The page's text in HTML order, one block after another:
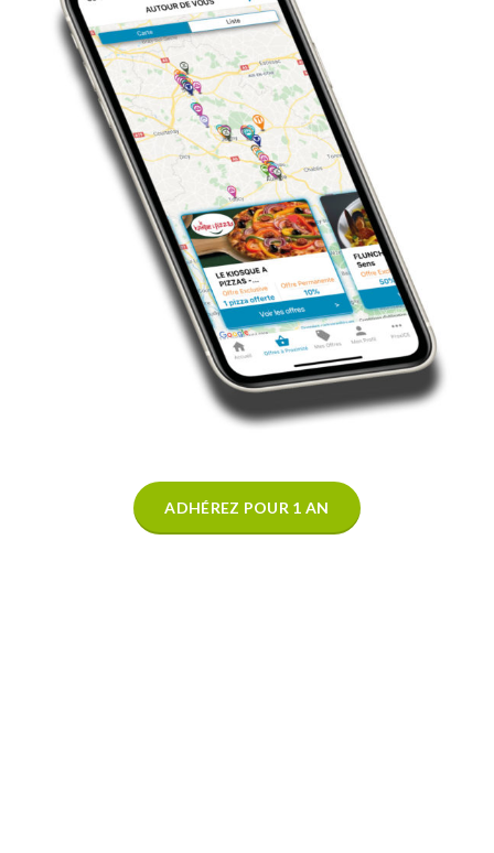
ADHÉREZ POUR 1 AN